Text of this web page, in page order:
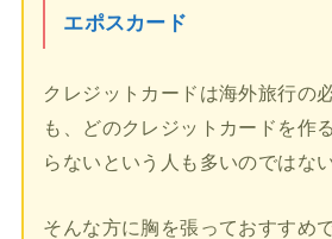
エポスカード
クレジットカードは海外旅行の
も、どのクレジットカードを作
らないという人も多いのではな
そんな方に胸を張っておすすめ